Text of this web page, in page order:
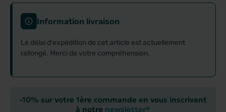
Information livraison
Le délai d'expédition de cet article est actuellement
rallongé. Merci de votre compréhension.
-10% sur votre 1ère commande en vous inscrivant
à notre newsletter*